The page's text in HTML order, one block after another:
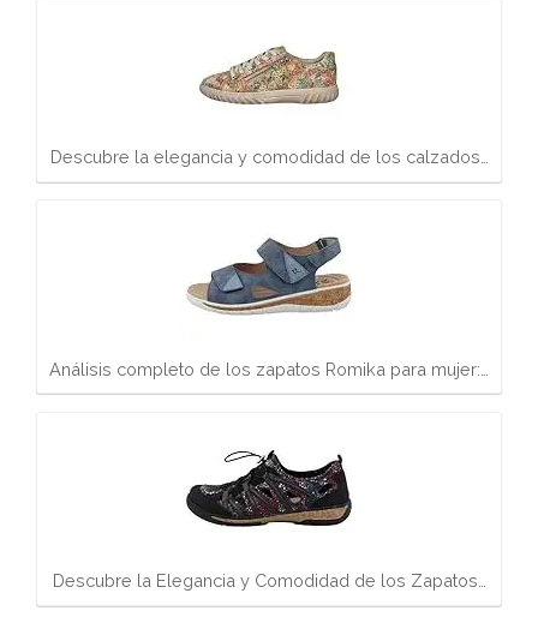
Descubre la elegancia y comodidad de los calzados…
Análisis completo de los zapatos Romika para mujer:…
Descubre la Elegancia y Comodidad de los Zapatos…